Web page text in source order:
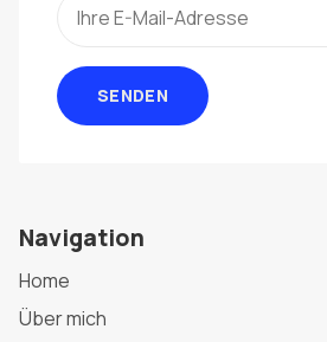
SENDEN
Navigation
Home
Über mich